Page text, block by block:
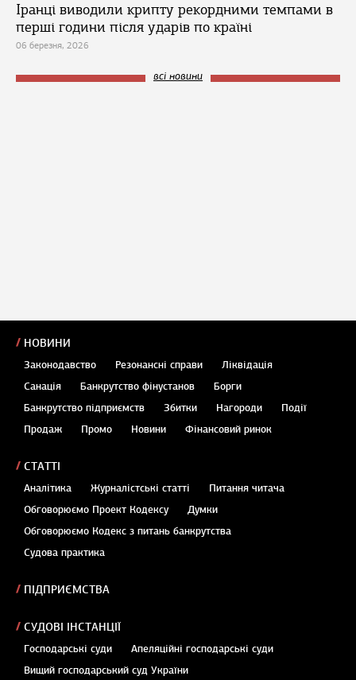
Іранці виводили крипту рекордними темпами в
перші години після ударів по країні
06 березня, 2026
всі новини
НОВИНИ
Законодавство Резонансні справи
Ліквідація
Санація
Банкрутство фінустанов
Борги
Банкрутство підприємств
Збитки Нагороди
Події
Продаж
Промо Новини Фінансовий ринок
СТАТТІ
Аналітика Журналістські статті
Питання читача
Обговорюємо Проект Кодексу
Думки
Обговорюємо Кодекс з питань банкрутства
Судова практика
ПІДПРИЄМСТВА
СУДОВІ ІНСТАНЦІЇ
Господарські суди
Апеляційні господарські суди
Вищий господарський суд України